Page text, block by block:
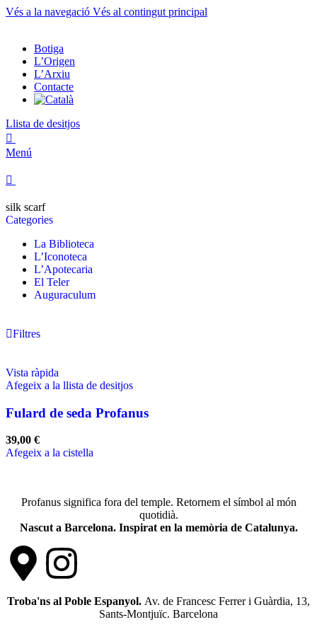
Vés a la navegació Vés al contingut principal
Botiga
L’Origen
L’Arxiu
Contacte
Llista de desitjos
Menú
silk scarf
Categories
La Biblioteca
L’Iconoteca
L’Apotecaria
El Teler
Auguraculum
Filtres
Vista ràpida
Afegeix a la llista de desitjos
Fulard de seda Profanus
39,00 €
Afegeix a la cistella
Profanus significa fora del temple. Retornem el símbol al món
quotidià.
Nascut a Barcelona. Inspirat en la memòria de Catalunya.
Troba'ns al Poble Espanyol. Av. de Francesc Ferrer i Guàrdia, 13,
Sants-Montjuïc. Barcelona